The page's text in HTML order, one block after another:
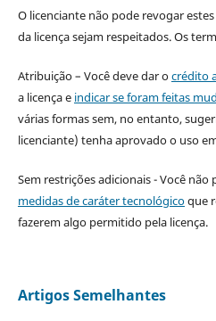
O licenciante não pode revogar
da licença sejam respeitados. Os
Atribuição – Você deve dar ocrédito
a licença e indicar se foram feitas
várias formas sem, no entanto,
licenciante) tenha aprovado o uso
Sem restrições adicionais - Você
medidas de caráter tecnológicoque
fazerem algo permitido pela licença.
Artigos Semelhantes